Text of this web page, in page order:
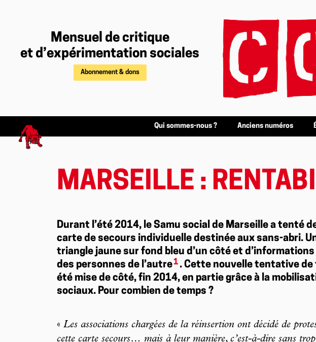
Mensuel de critique
et d’expérimentation sociales
Abonnement & dons
Qui sommes-nous ? Anciens numéros
MARSEILLE :
Durant l’été 2014, le Samu social de Marseille a tenté
carte de secours individuelle destinée aux sans-abri.
triangle jaune sur fond bleu d’un côté et
des personnes de l’autre1 . Cette nouvelle tentative de
été mise de côté, fin 2014, en partie grâce à la
sociaux. Pour combien de temps ?
« Les associations chargées de la réinsertion ont décidé de
cette carte secours… mais à leur manière, c’est-à-dire sans